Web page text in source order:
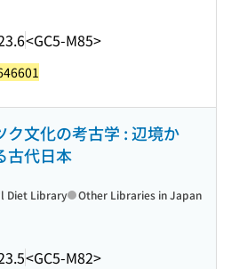
<GC5-M85>
ク文化の考古学 : 辺境か
古代日本
<GC5-M82>
Diet Library Other Libraries in Japan